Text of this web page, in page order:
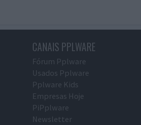
CANAIS PPLWARE
Fórum Pplware
Usados Pplware
Pplware Kids
Empresas Hoje
PiPplware
Newsletter